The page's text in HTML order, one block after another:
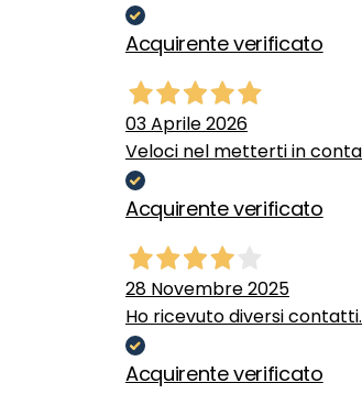
Acquirente verificato
03 Aprile 2026
Veloci nel metterti in
Acquirente verificato
28 Novembre 2025
Ho ricevuto diversi
Acquirente verificato